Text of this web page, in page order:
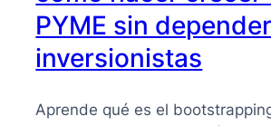
PYME sin
inversionistas
Aprende qué es el